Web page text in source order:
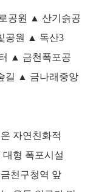
공원 ▲ 산기슭공
공원 ▲ 독산3
▲ 금천폭포공
길 ▲ 금나래중앙
자연친화적
형 폭포시설
천구청역 앞